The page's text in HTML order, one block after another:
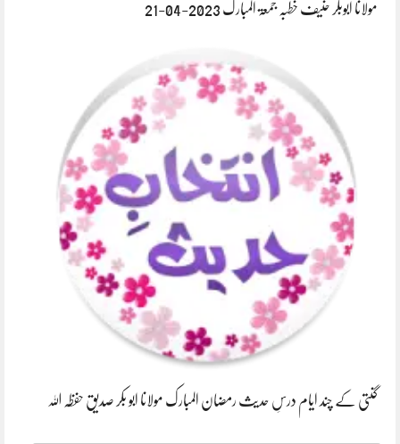
مولانا ابوبکر حنیف خطبہ جمعۃ المبارک 2023-04-21
گنتی کے چند ایام درسِ حدیث رمضان المبارک مولانا ابو بکر صدیق حفظہ اللہ